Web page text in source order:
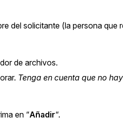
del solicitante (la persona que
de archivos.
Tenga en cuenta que no
en “Añadir“.